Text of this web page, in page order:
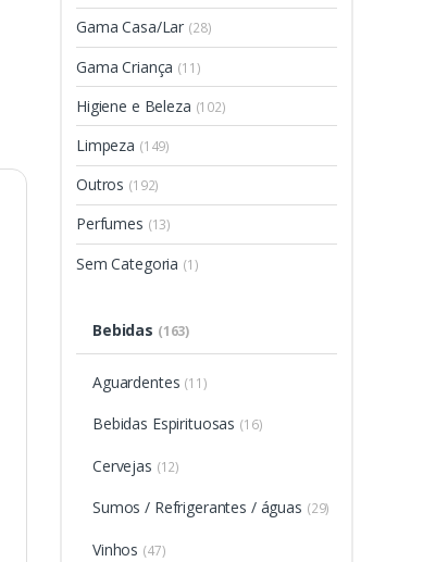
Gama Casa/Lar (28)
Gama Criança (11)
Higiene e Beleza (102)
Limpeza (149)
Outros (192)
Perfumes (13)
Sem Categoria (1)
Bebidas (163)
Aguardentes (11)
Bebidas Espirituosas (16)
Cervejas (12)
Sumos / Refrigerantes / águas (29)
Vinhos (47)